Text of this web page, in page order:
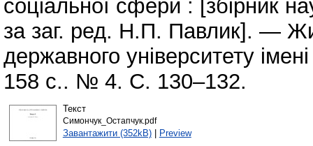
соціальної сфери : [збірник
за заг. ред. Н.П. Павлик]. —
державного університету
158 с.. № 4. С. 130–132.
Текст
Симончук_Остапчук.pdf
Завантажити (352kB)| Preview